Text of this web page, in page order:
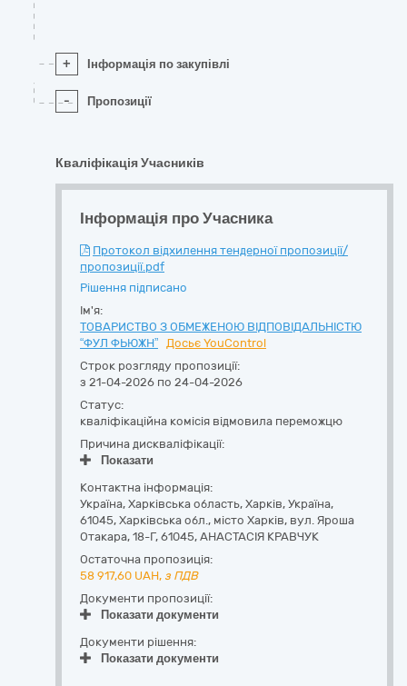
+ Інформація по закупівлі
- Пропозиції
Кваліфікація Учасників
Інформація про Учасника
Протокол відхилення тендерної пропозиції/
пропозиції.pdf
Рішення підписано
Ім'я:
ТОВАРИСТВО З ОБМЕЖЕНОЮ ВІДПОВІДАЛЬНІСТЮ
“ФУЛ ФЬЮЖН” Досьє YouControl
Строк розгляду пропозиції:
з 21-04-2026 по 24-04-2026
Статус:
кваліфікаційна комісія відмовила переможцю
Причина дискваліфікації:
Показати
Контактна інформація:
Україна, Харківська область, Харків, Україна,
61045, Харківська обл., місто Харків, вул. Яроша
Отакара, 18-Г, 61045, АНАСТАСІЯ КРАВЧУК
Остаточна пропозиція:
58 917,60 UAH, з ПДВ
Документи пропозиції:
Показати документи
Документи рішення:
Показати документи